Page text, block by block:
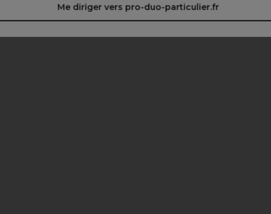
Me diriger vers pro-duo-particulier.fr